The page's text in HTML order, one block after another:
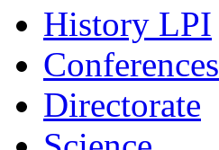
History LPI
Conferences
Directorate